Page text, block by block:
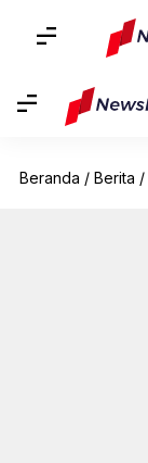
Beranda / Berita /